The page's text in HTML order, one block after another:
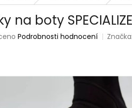
na boty
Podrobnosti hodnocení